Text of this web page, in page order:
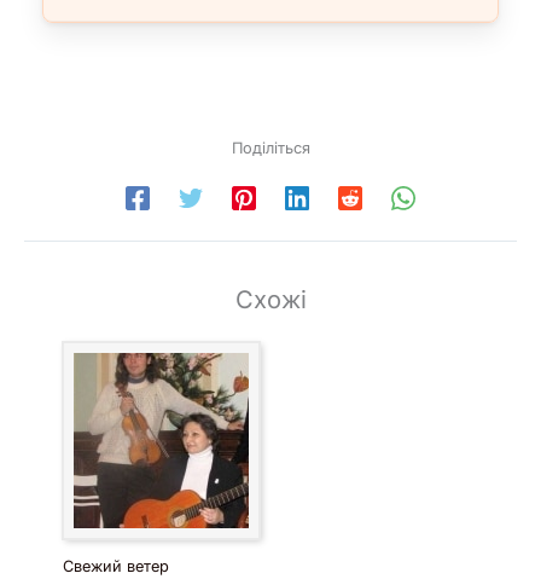
Поділіться
Схожі
Свежий ветер